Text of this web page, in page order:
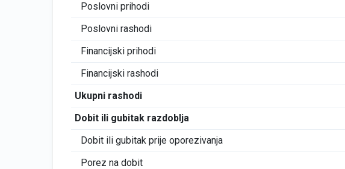
Poslovni prihodi
Poslovni rashodi
Financijski prihodi
Financijski rashodi
Ukupni rashodi
Dobit ili gubitak razdoblja
Dobit ili gubitak prije oporezivanja
Porez na dobit